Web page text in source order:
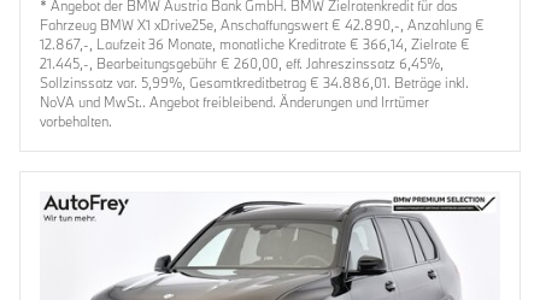
* Angebot der BMW Austria Bank GmbH. BMW Zielratenkredit für das
Fahrzeug BMW X1 xDrive25e, Anschaffungswert € 42.890,-, Anzahlung €
12.867,-, Laufzeit 36 Monate, monatliche Kreditrate € 366,14, Zielrate €
21.445,-, Bearbeitungsgebühr € 260,00, eff. Jahreszinssatz 6,45%,
Sollzinssatz var. 5,99%, Gesamtkreditbetrag € 34.886,01. Beträge inkl.
NoVA und MwSt.. Angebot freibleibend. Änderungen und Irrtümer
vorbehalten.